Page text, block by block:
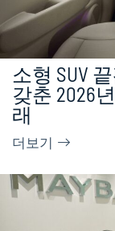
소형 SUV
갖춘 2026
래
더보기